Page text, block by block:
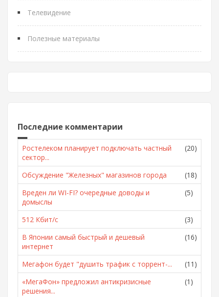
Телевидение
Полезные материалы
Последние комментарии
Ростелеком планирует подключать частный
сектор...
(20)
Обсуждение "Железных" магазинов города
(18)
Вреден ли WI-FI? очередные доводы и
домыслы
(5)
512 Кбит/с
(3)
В Японии самый быстрый и дешевый
интернет
(16)
Мегафон будет "душить трафик с торрент-...
(11)
«МегаФон» предложил антикризисные
решения...
(1)